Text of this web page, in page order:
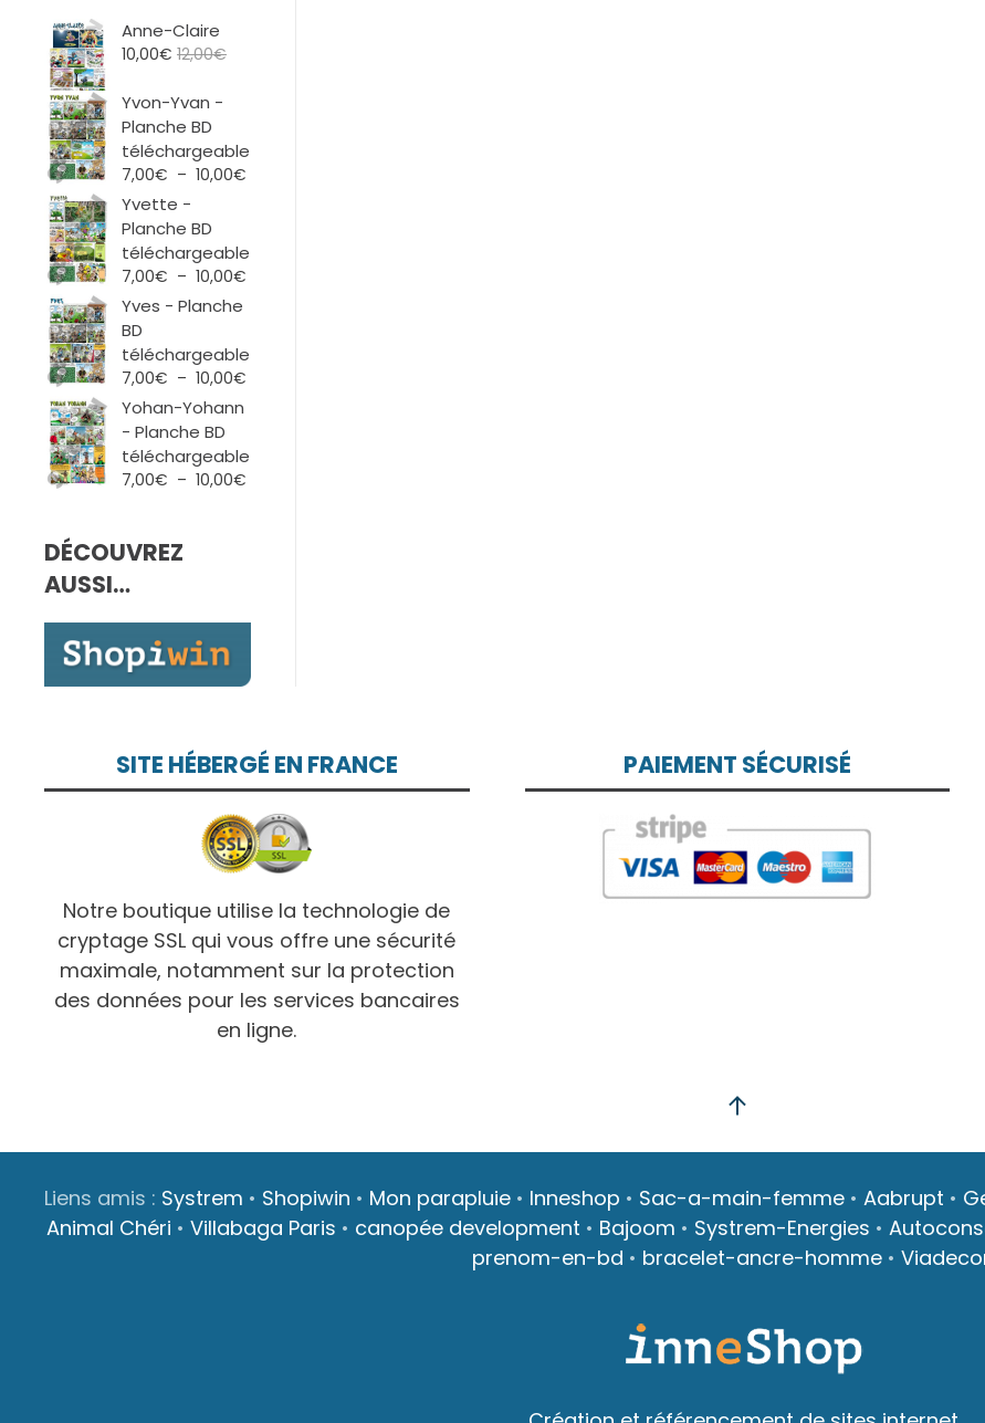
Anne-Claire
10,00€ 12,00€
Yvon-Yvan -
Planche BD
téléchargeable
7,00€ – 10,00€
Yvette -
Planche BD
téléchargeable
7,00€ – 10,00€
Yves - Planche
BD
téléchargeable
7,00€ – 10,00€
Yohan-Yohann
- Planche BD
téléchargeable
7,00€ – 10,00€
DÉCOUVREZ
AUSSI…
SITE HÉBERGÉ EN FRANCE
Notre boutique utilise la technologie de
cryptage SSL qui vous offre une sécurité
maximale, notamment sur la protection
des données pour les services bancaires
en ligne.
PAIEMENT SÉCURISÉ
Liens amis : Systrem • Shopiwin • Mon parapluie • Inneshop • Sac-a-main-femme • Aabrupt •
Animal Chéri • Villabaga Paris • canopée development • Bajoom • Systrem-Energies •
prenom-en-bd • bracelet-ancre-homme •